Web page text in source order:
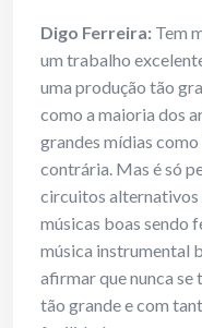
Digo Ferreira: Tem
um trabalho
uma produção tão
como a maioria dos
grandes mídias como
contrária. Mas é só
circuitos alternativos
músicas boas sendo
música instrumental
afirmar que nunca se
tão grande e com